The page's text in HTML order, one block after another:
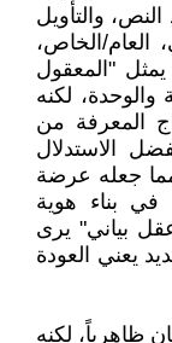
والتأويل
العام/الخاص،
يمثل "المعقول
لكنه
المعرفة من
الاستدلال
مما جعله عرضة
في بناء هوية
بياني" يرى
يعني العودة
ظاهرياً، لكنه